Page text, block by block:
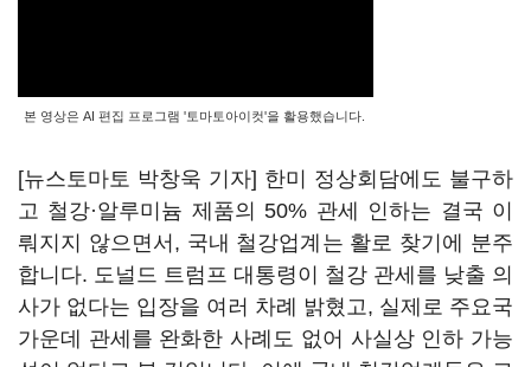
본 영상은 AI 편집 프로그램 '토마토아이컷'을 활용했습니다.
[뉴스토마토 박창욱 기자] 한미 정상회담에도 불구하
고 철강·알루미늄 제품의 50% 관세 인하는 결국 이
뤄지지 않으면서, 국내 철강업계는 활로 찾기에 분주
합니다. 도널드 트럼프 대통령이 철강 관세를 낮출 의
사가 없다는 입장을 여러 차례 밝혔고, 실제로 주요국
가운데 관세를 완화한 사례도 없어 사실상 인하 가능